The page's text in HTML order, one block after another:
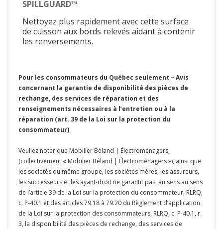
SPILLGUARD™
Nettoyez plus rapidement avec cette surface
de cuisson aux bords relevés aidant à contenir
les renversements.
Pour les consommateurs du Québec seulement – Avis
concernant la garantie de disponibilité des pièces de
rechange, des services de réparation et des
renseignements nécessaires à l’entretien ou à la
réparation (art. 39 de la Loi sur la protection du
consommateur)
Veullez noter que Mobilier Béland | Électroménagers,
(collectivement « Mobilier Béland | Électroménagers »), ainsi que
les sociétés du même groupe, les sociétés mères, les assureurs,
les successeurs et les ayant-droit ne garantit pas, au sens au sens
de l’article 39 de la Loi sur la protection du consommateur, RLRQ,
c. P-40.1 et des articles 79.18 à 79.20 du Règlement d’application
de la Loi sur la protection des consommateurs, RLRQ, c. P-40.1, r.
3, la disponibilité des pièces de rechange, des services de